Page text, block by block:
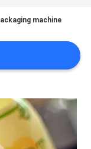
machine